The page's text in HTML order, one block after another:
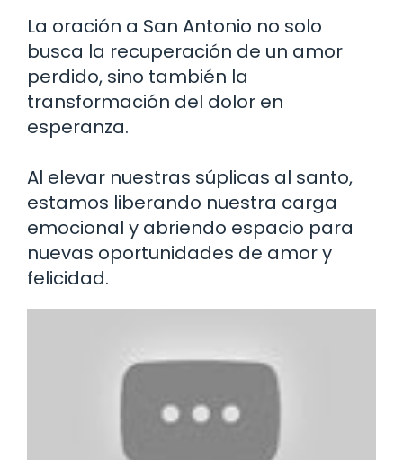
La oración a San Antonio no solo
busca la recuperación de un amor
perdido, sino también la
transformación del dolor en
esperanza.
Al elevar nuestras súplicas al santo,
estamos liberando nuestra carga
emocional y abriendo espacio para
nuevas oportunidades de amor y
felicidad.